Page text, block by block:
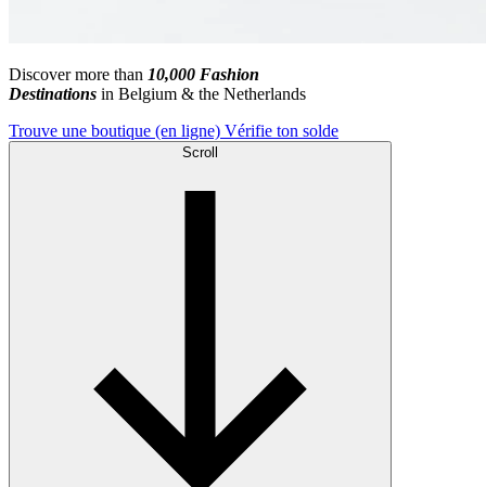
Discover more than 10,000 Fashion
Destinations in Belgium & the Netherlands
Trouve une boutique (en ligne) Vérifie ton solde